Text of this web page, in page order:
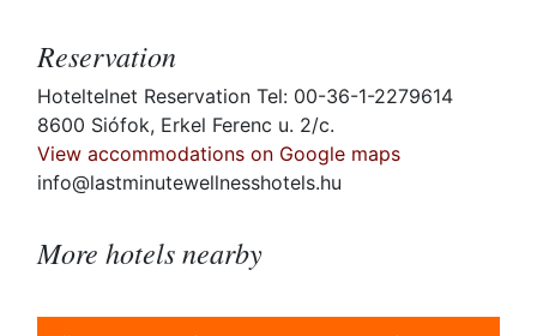
Reservation
Hoteltelnet Reservation Tel: 00-36-1-2279614
8600 Siófok, Erkel Ferenc u. 2/c.
View accommodations on Google maps
info@lastminutewellnesshotels.hu
More hotels nearby